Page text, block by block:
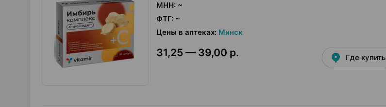
МНН: ~
ФТГ: ~
Цены в аптеках: Минск
31,25 — 39,00 р. Где купить